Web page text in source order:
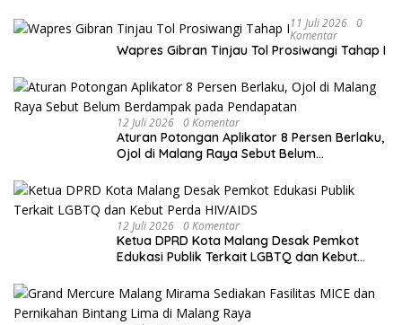
11 Juli 2026 0
Komentar
Wapres Gibran Tinjau Tol Prosiwangi Tahap I
12 Juli 2026 0 Komentar
Aturan Potongan Aplikator 8 Persen Berlaku,
Ojol di Malang Raya Sebut Belum
12 Juli 2026 0 Komentar
Ketua DPRD Kota Malang Desak Pemkot
Edukasi Publik Terkait LGBTQ dan Kebut